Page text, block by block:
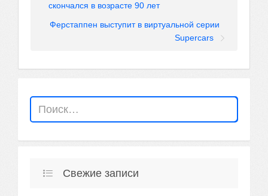
скончался в возрасте 90 лет
Ферстаппен выступит в виртуальной серии
Supercars
Свежие записи